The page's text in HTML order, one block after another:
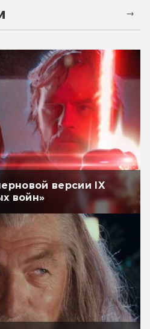
версии IX
войн»